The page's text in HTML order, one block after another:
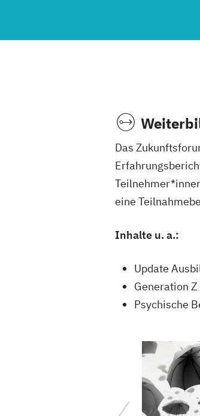
Das
eine
Inhalte u. a.:
Update
Generation
Psychische